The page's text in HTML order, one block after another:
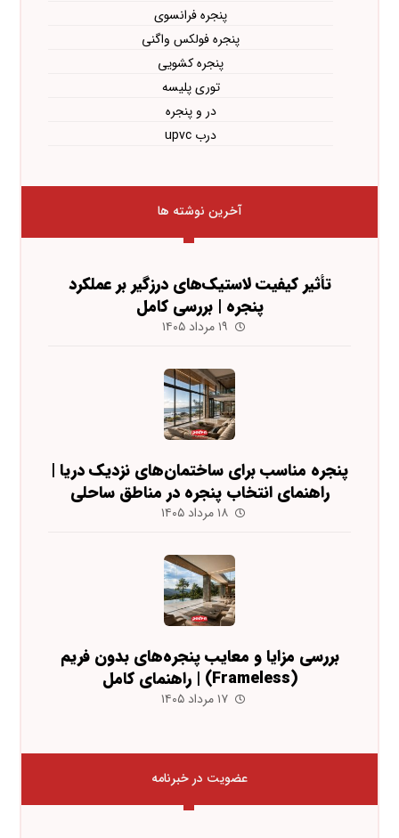
پنجره فرانسوی
پنجره فولکس واگنی
پنجره کشویی
توری پلیسه
در و پنجره
درب upvc
آخرین نوشته ها
تأثیر کیفیت لاستیک‌های درزگیر بر عملکرد
پنجره | بررسی کامل
۱۹ مرداد ۱۴۰۵
پنجره مناسب برای ساختمان‌های نزدیک دریا |
راهنمای انتخاب پنجره در مناطق ساحلی
۱۸ مرداد ۱۴۰۵
بررسی مزایا و معایب پنجره‌های بدون فریم
(Frameless) | راهنمای کامل
۱۷ مرداد ۱۴۰۵
عضویت در خبرنامه